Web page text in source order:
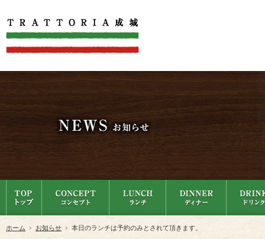
ホーム お知らせ 本日のランチは予約のみとされて頂きます。